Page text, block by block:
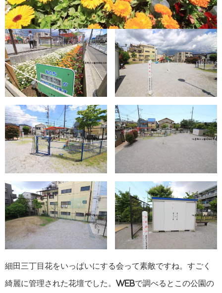
細田三丁目花をいっぱいにする会って素敵ですね。すごく
綺麗に管理された花壇でした。WEBで調べるとこの公園の